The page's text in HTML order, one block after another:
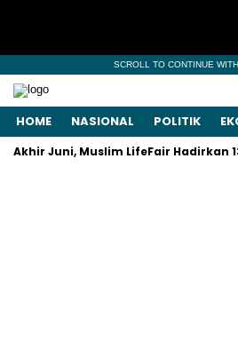
SCROLL TO CONTINUE
HOME NASIONAL POLITIK
Juni, Muslim LifeFair Hadirkan